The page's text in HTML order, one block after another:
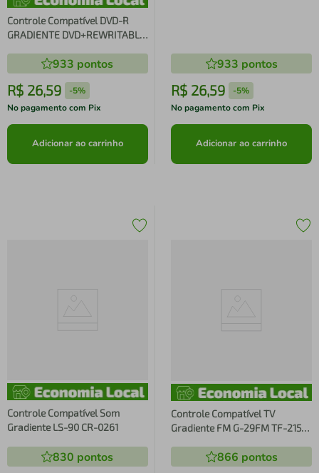
Controle Compatível DVD-R
GRADIENTE DVD+REWRITABLE
933 pontos
R$ 26,59 -5%
No pagamento com Pix
Adicionar ao carrinho
933 pontos
R$ 26,59 -5%
No pagamento com Pix
Adicionar ao carrinho
Controle Compatível Som
Gradiente LS-90 CR-0261
830 pontos
Controle Compatível TV
Gradiente FM G-29FM TF-2150
866 pontos